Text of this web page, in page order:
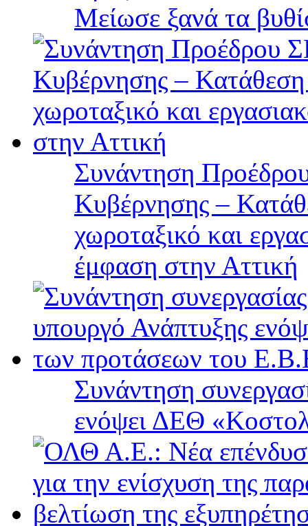
Μείωσε ξανά τα
Συνάντηση
Κυβέρνησης –
χωροταξικό και
έμφαση στην Αττική
Συνάντηση
ενόψει ΔΕΘ